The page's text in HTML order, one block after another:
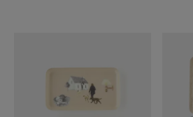
ファッション雑貨